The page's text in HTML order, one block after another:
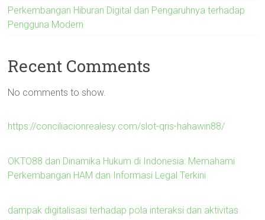
Perkembangan Hiburan Digital dan Pengaruhnya terhadap
Pengguna Modern
Recent Comments
No comments to show.
https://conciliacionrealesy.com/slot-qris-hahawin88/
OKTO88 dan Dinamika Hukum di Indonesia: Memahami
Perkembangan HAM dan Informasi Legal Terkini
dampak digitalisasi terhadap pola interaksi dan aktivitas